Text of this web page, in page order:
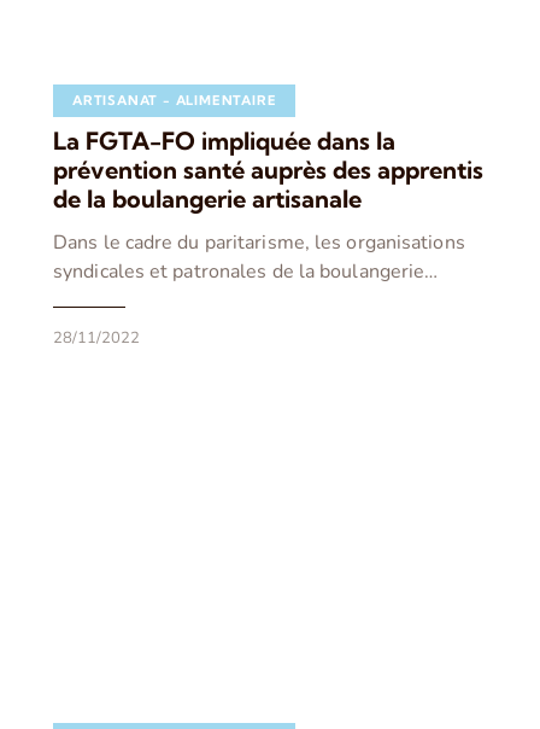
ARTISANAT - ALIMENTAIRE
La FGTA-FO impliquée dans la
prévention santé auprès des apprentis
de la boulangerie artisanale
Dans le cadre du paritarisme, les organisations
syndicales et patronales de la boulangerie…
28/11/2022